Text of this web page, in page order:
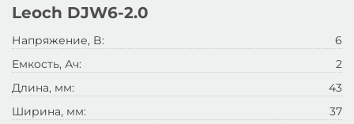
Leoch DJW6-2.0
Напряжение, B:
6
Емкость, Ач:
2
Длина, мм:
43
Ширина, мм:
37